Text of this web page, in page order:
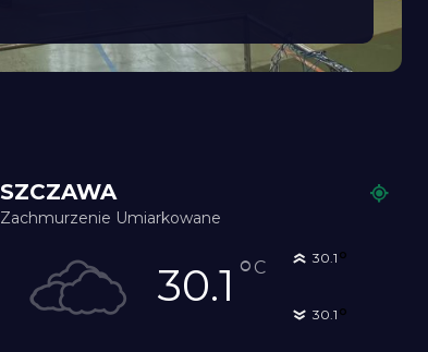
SZCZAWA
Zachmurzenie Umiarkowane
30.1 ° C 30.1 °
30.1 °